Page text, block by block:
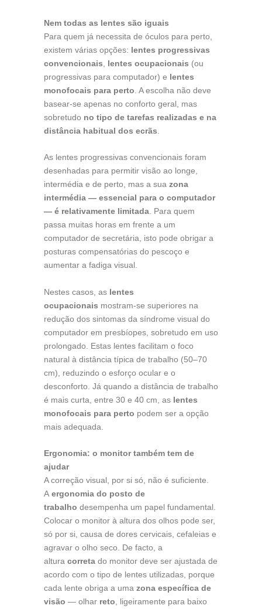
Nem todas as lentes são iguais
Para quem já necessita de óculos para perto,
existem várias opções: lentes progressivas
convencionais
lentes ocupacionais (ou
progressivas para computador) e lentes
monofocais para perto . A escolha não deve
basear-se apenas no conforto geral, mas
sobretudo no tipo de tarefas realizadas e na
distância habitual dos ecrãs
As lentes progressivas convencionais foram
desenhadas para permitir visão ao longe,
intermédia e de perto, mas a sua zona
intermédia — essencial para o computador
— é relativamente limitada. Para quem
passa muitas horas em frente a um
computador de secretária, isto pode obrigar a
posturas compensatórias do pescoço e
aumentar a fadiga visual.
Nestes casos, as lentes
ocupacionais mostram-se superiores na
redução dos sintomas da síndrome visual do
computador em presbíopes, sobretudo em uso
prolongado. Estas lentes facilitam o foco
natural à distância típica de trabalho (50–70
cm), reduzindo o esforço ocular e o
desconforto. Já quando a distância de trabalho
é mais curta, entre 30 e 40 cm, as lentes
monofocais para perto podem ser a opção
mais adequada.
Ergonomia: o monitor também tem de
ajudar
A correção visual, por si só, não é suficiente.
A ergonomia do posto de
trabalho desempenha um papel fundamental.
Colocar o monitor à altura dos olhos pode ser,
só por si, causa de dores cervicais, cefaleias e
agravar o olho seco. De facto, a
altura corretado monitor deve ser ajustada de
acordo com o tipo de lentes utilizadas, porque
cada lente obriga a uma zona específica de
visão — olhar reto , ligeiramente para baixo